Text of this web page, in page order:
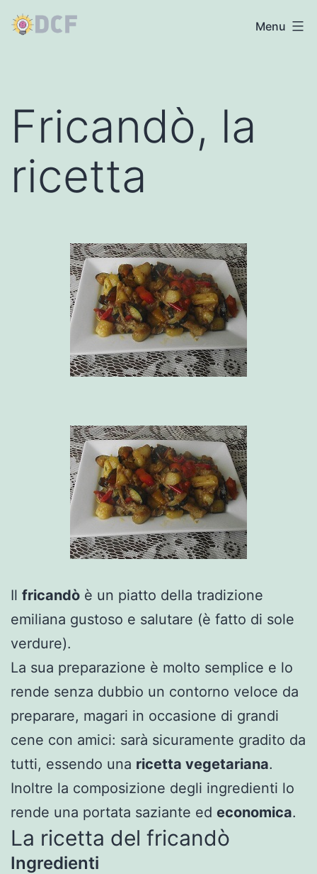
Salta
Dimmicomefare.it Menu
Fricandò, la
ricetta
Il fricandò è un piatto della tradizione
emiliana gustoso e salutare (è fatto di sole
verdure).
La sua preparazione è molto semplice e lo
rende senza dubbio un contorno veloce da
preparare, magari in occasione di grandi
cene con amici: sarà sicuramente gradito da
tutti, essendo una ricetta vegetariana.
Inoltre la composizione degli ingredienti lo
rende una portata saziante ed economica.
La ricetta del fricandò
Ingredienti